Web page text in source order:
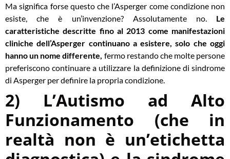
Ma significa forse questo che l’Asperger come condizione non
esiste, che è un’invenzione? Assolutamente no. Le
caratteristiche descritte fino al 2013 come manifestazioni
cliniche dell’Asperger continuano a esistere , solo che oggi
hanno un nome differente, fermo restando che molte persone
preferiscono continuare a utilizzare la definizione di sindrome
di Asperger per definire la propria condizione.
2) L’Autismo ad Alto
Funzionamento (che in
realtà non è un’etichetta